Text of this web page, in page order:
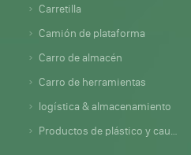
Carretilla
Camión de plataforma
Carro de almacén
Carro de herramientas
logística & almacenamiento
Productos de plástico y caucho